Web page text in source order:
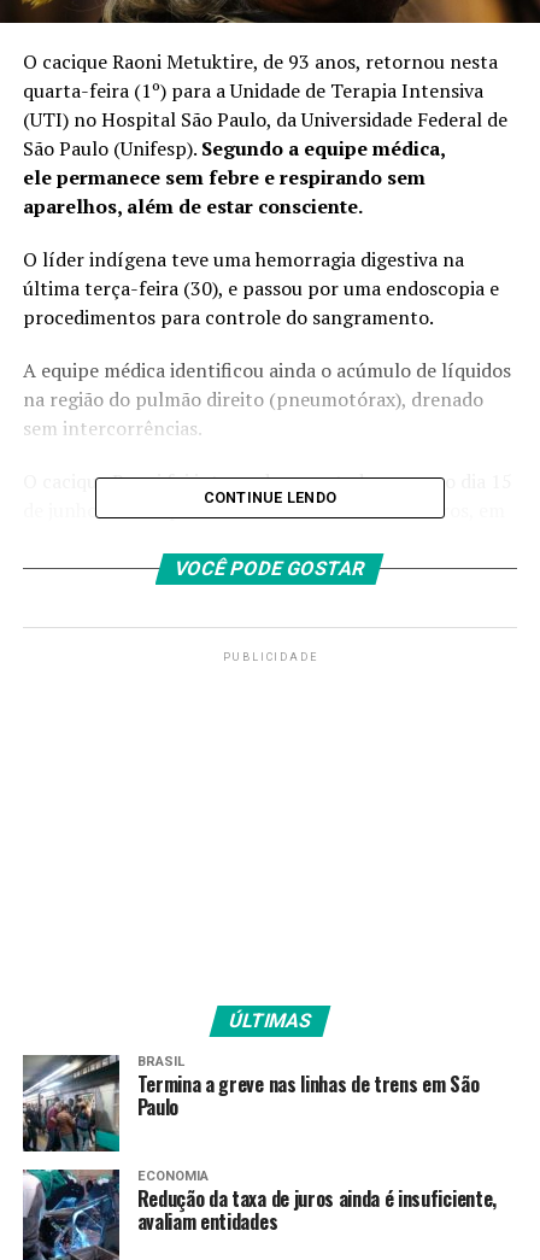
O cacique Raoni Metuktire, de 93 anos, retornou nesta
quarta-feira (1º) para a Unidade de Terapia Intensiva
(UTI) no Hospital São Paulo, da Universidade Federal de
São Paulo (Unifesp). Segundo a equipe médica,
ele permanece sem febre e respirando sem
aparelhos, além de estar consciente.
O líder indígena teve uma hemorragia digestiva na
última terça-feira (30), e passou por uma endoscopia e
procedimentos para controle do sangramento.
A equipe médica identificou ainda o acúmulo de líquidos
na região do pulmão direito (pneumotórax), drenado
sem intercorrências.
O cacique Raoni foi internado em estado grave no dia 15
de junho, no Hospital e Maternidade Dois Pinheiros, em
dias de tratamento, ele foi transferido para São Paulo,
no Hospital São Paulo, da Unifesp.
São Paulo já soma 7 casos de sarampo neste ano
Amarildo Mota
CONTINUE LENDO
VOCÊ PODE GOSTAR
PUBLICIDADE
ÚLTIMAS
BRASIL
Termina a greve nas linhas de trens em São
Paulo
ECONOMIA
Redução da taxa de juros ainda é insuficiente,
avaliam entidades